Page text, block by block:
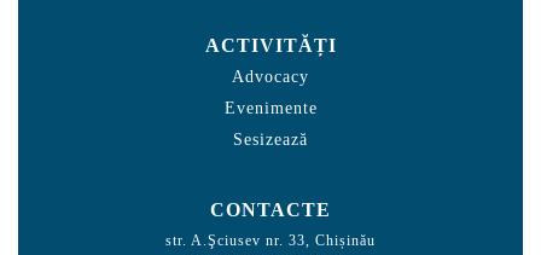
ACTIVITĂȚI
Advocacy
Evenimente
Sesizează
CONTACTE
str. A.Şciusev nr. 33, Chișinău